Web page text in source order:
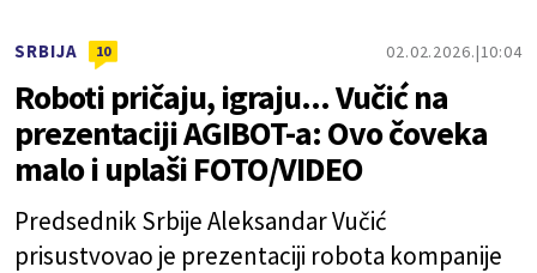
SRBIJA 10 02.02.2026. 10:04
Roboti pričaju, igraju... Vučić na
prezentaciji AGIBOT-a: Ovo čoveka
malo i uplaši FOTO/VIDEO
Predsednik Srbije Aleksandar Vučić
prisustvovao je prezentaciji robota kompanije